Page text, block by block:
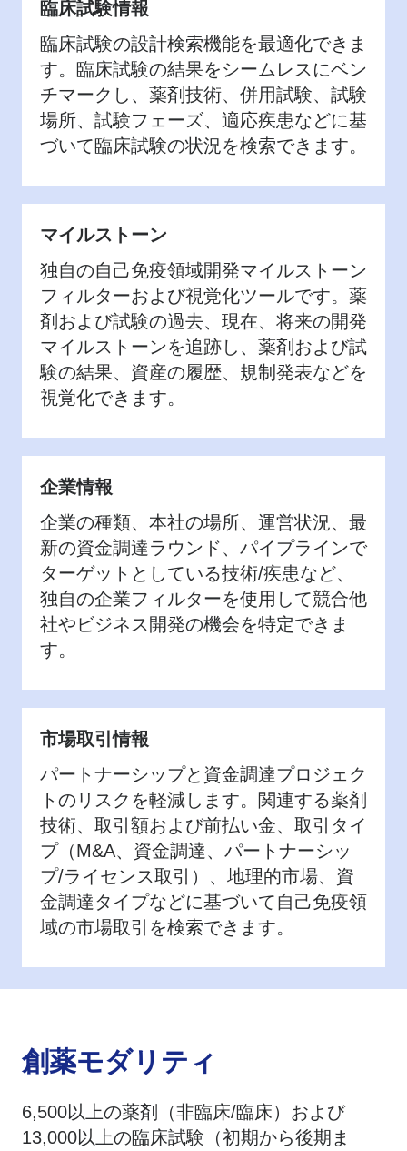
臨床試験情報
臨床試験の設計検索機能を最適化できま
す。臨床試験の結果をシームレスにベン
チマークし、薬剤技術、併用試験、試験
場所、試験フェーズ、適応疾患などに基
づいて臨床試験の状況を検索できます。
マイルストーン
独自の自己免疫領域開発マイルストーン
フィルターおよび視覚化ツールです。薬
剤および試験の過去、現在、将来の開発
マイルストーンを追跡し、薬剤および試
験の結果、資産の履歴、規制発表などを
視覚化できます。
企業情報
企業の種類、本社の場所、運営状況、最
新の資金調達ラウンド、パイプラインで
ターゲットとしている技術/疾患など、
独自の企業フィルターを使用して競合他
社やビジネス開発の機会を特定できま
す。
市場取引情報
パートナーシップと資金調達プロジェク
トのリスクを軽減します。関連する薬剤
技術、取引額および前払い金、取引タイ
プ（M&A、資金調達、パートナーシッ
プ/ライセンス取引）、地理的市場、資
金調達タイプなどに基づいて自己免疫領
域の市場取引を検索できます。
創薬モダリティ
6,500以上の薬剤（非臨床/臨床）および
13,000以上の臨床試験（初期から後期ま